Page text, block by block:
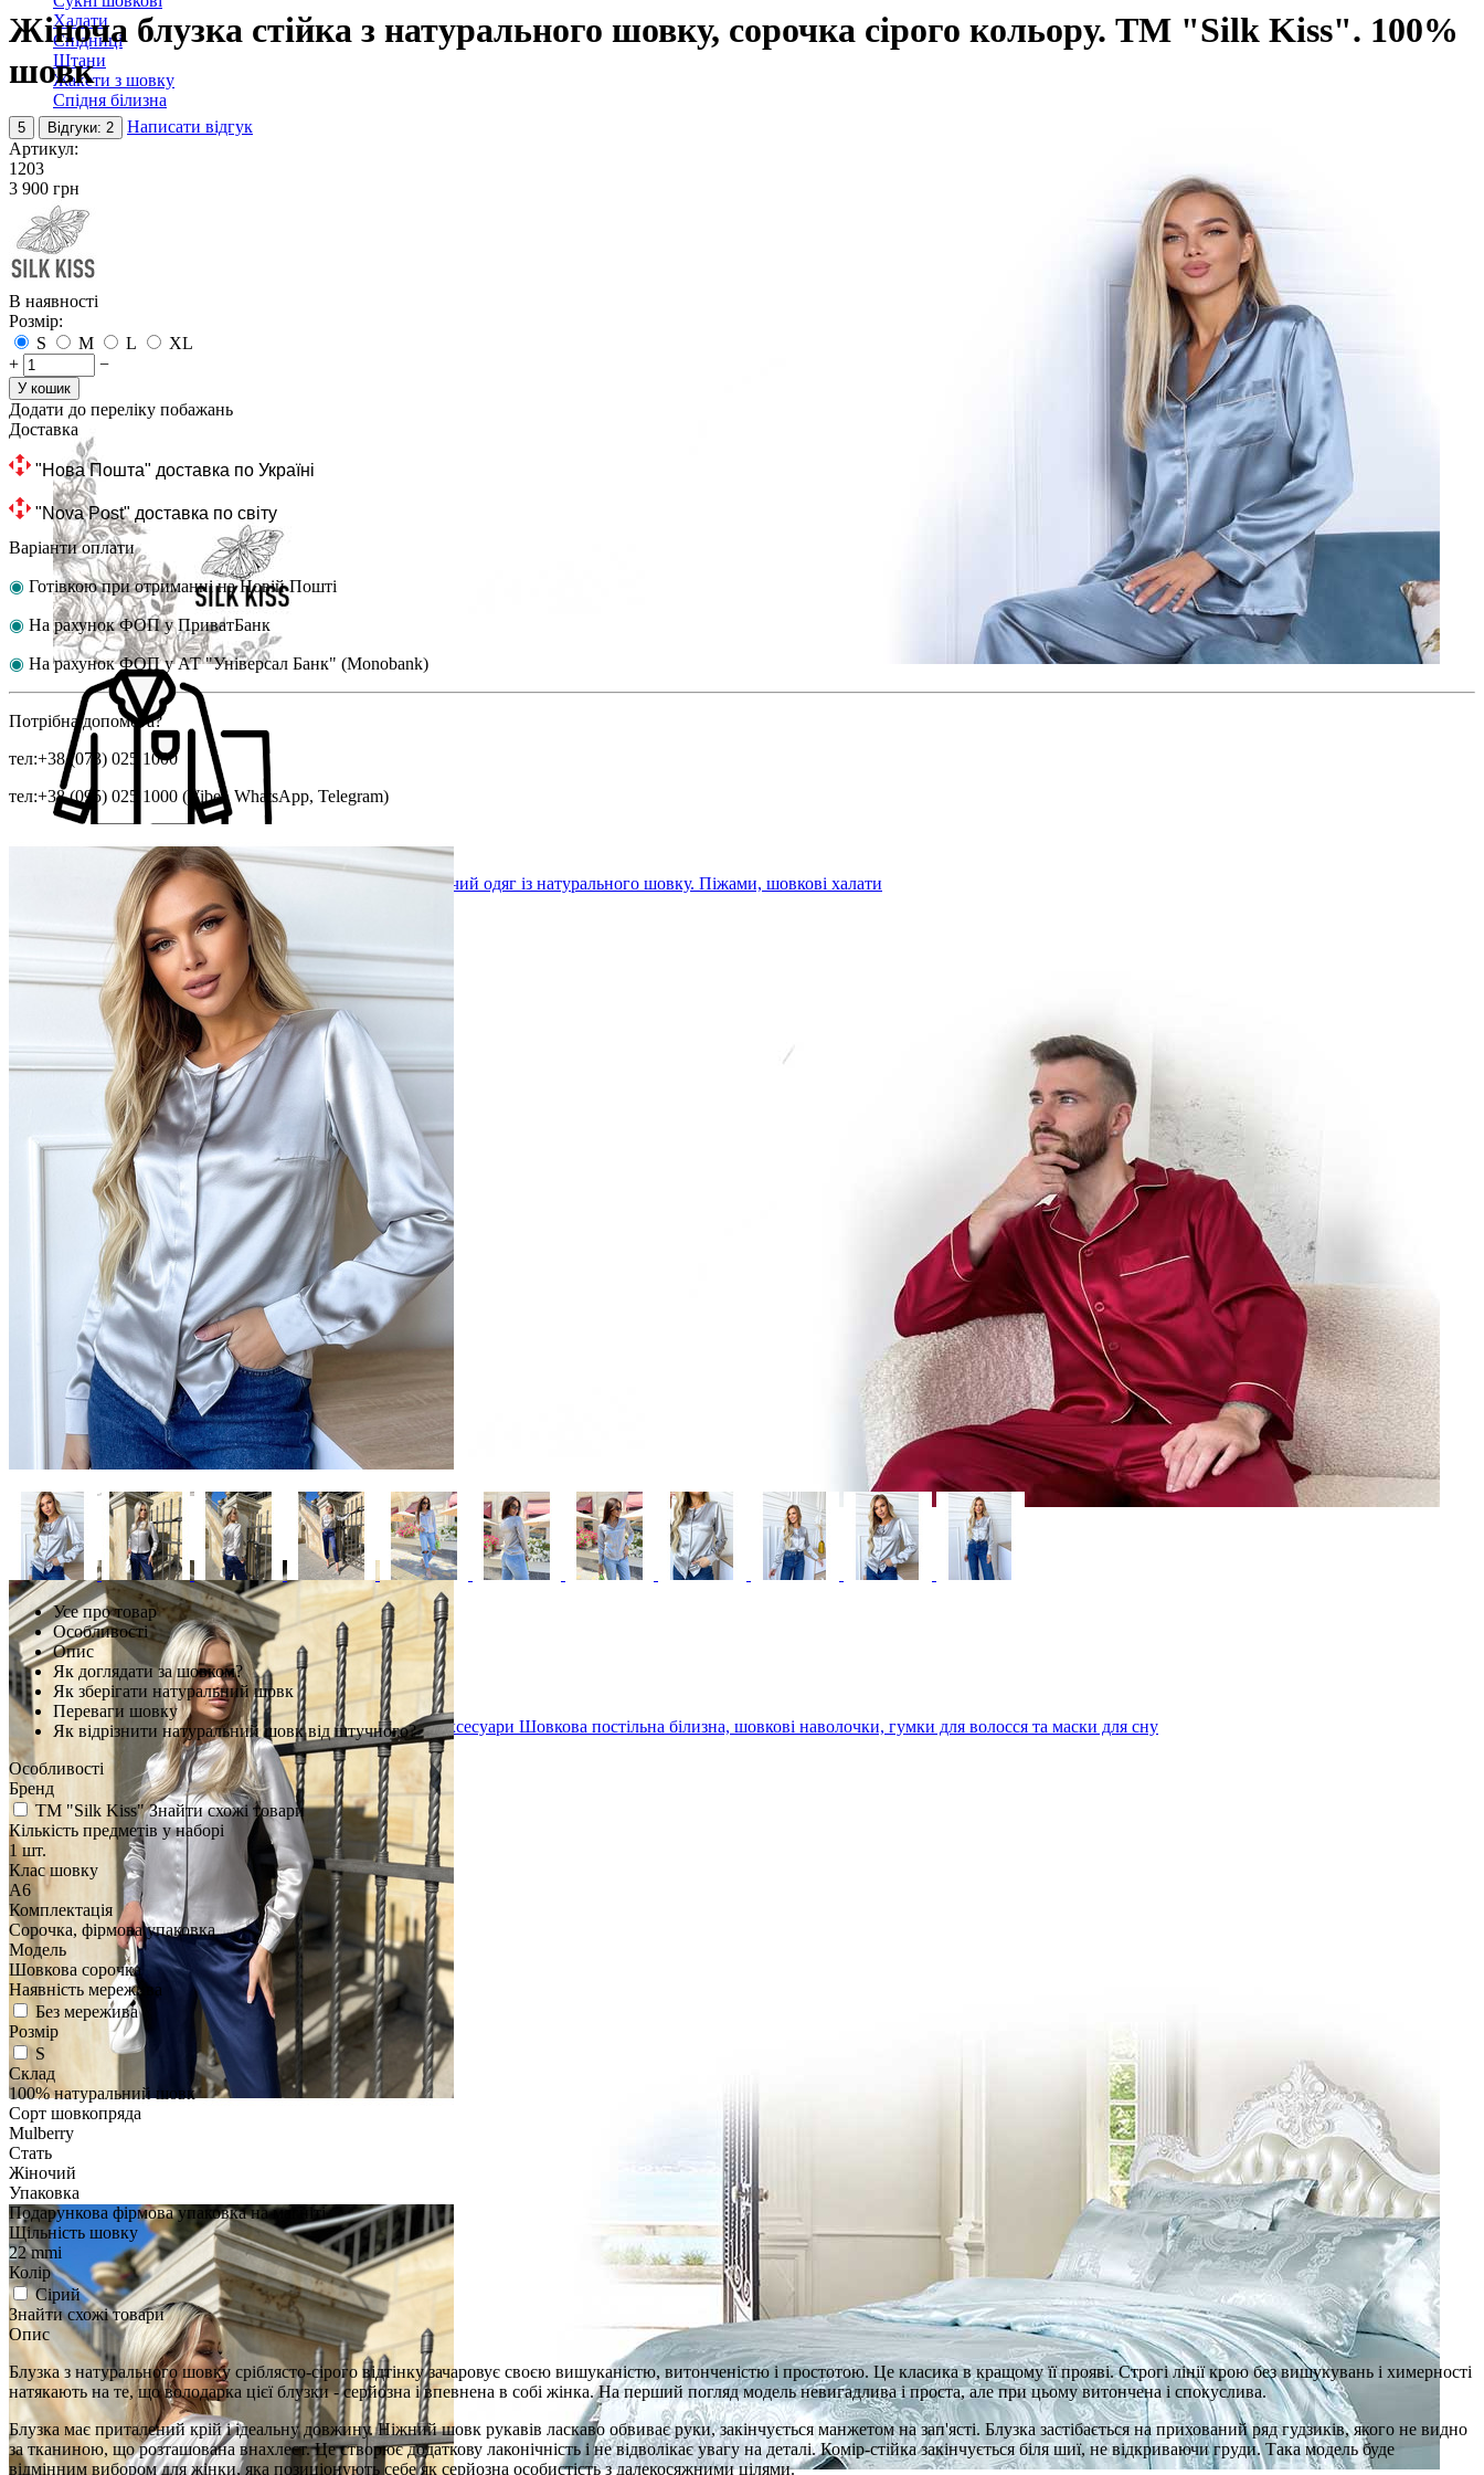
Халати
Спідниці
Штани
Жакети з шовку
Спідня білизна
Чоловічий одягЧоловічий одяг із натурального шовку. Піжами, шовкові халати
Піжами чоловічі
Халати чоловічі
Нижня білизна, шорти
Постільна білизна та аксесуари Шовкова постільна білизна, шовкові наволочки, гумки для волосся та маски для сну
Шовкові гумки для волосся
Маски для сну шовкові
Комплекти постільної білизни із шовку
Шовкові наволочки
Шовкові простирадла
Шовкові підковдри
Ковдри з натурального шовку
Хустки шовкові
Тюрбан шовковий
Жіноча блузка стійка з натурального шовку, сорочка сірого кольору. TM "Silk Kiss". 100%
шовк
5 Відгуки: 2
Написати відгук
Артикул:
1203
‍3 900‍ грн
В наявності
Розмір:
S
M L
XL
+
−
У кошик
Додати до переліку побажань
Доставка
"Нова Пошта" доставка по Україні
"Nova Post" доставка по світу
Варіанти оплати
◉ Готівкою при отриманні на Новій Пошті
◉ Нарахунок ФОП у ПриватБанк
◉ Нарахунок ФОП у АТ "Універсал Банк" (Monobank)
Потрібна допомога?
тел:+38 (073) 025 1000
тел:+38 (095) 025 1000 (Viber, WhatsApp, Telegram)
Усе про товар
Особливості
Опис
Як доглядати за шовком?
Як зберігати натуральний шовк
Переваги шовку
Як відрізнити натуральний шовк від штучного?
Особливості
Бренд
TM "Silk Kiss"Знайти схожі товари
Кількість предметів у наборі
1 шт.
Клас шовку
A6
Комплектація
Сорочка, фірмова упаковка
Модель
Шовкова сорочка
Наявність мережива
Без мережива
Розмір
S
Склад
100% натуральний шовк
Сорт шовкопряда
Mulberry
Стать
Жіночий
Упаковка
Подарункова фірмова упаковка на магніті
Щільність шовку
22 mmi
Колір
Сірий
Знайти схожі товари
Опис
Блузка з натурального шовку сріблясто-сірого відтінку зачаровує своєю вишуканістю, витонченістю і простотою. Це класика в кращому її прояві. Строгі лінії крою без вишукувань і химерності
натякають на те, що володарка цієї блузки - серйозна і впевнена в собі жінка. На перший погляд модель невигадлива і проста, але при цьому витончена і спокуслива.
Блузка має приталений крій і ідеальну довжину. Ніжний шовк рукавів ласкаво обвиває руки, закінчується манжетом на зап'ясті. Блузка застібається на прихований ряд гудзиків, якого не видно
за тканиною, що розташована внахлест. Це створює додаткову лаконічність і не відволікає увагу на деталі. Комір-стійка закінчується біля шиї, не відкриваючи груди. Така модель буде
відмінним вибором для жінки, яка позиціонують себе як серйозна особистість з далекосяжними цілями.